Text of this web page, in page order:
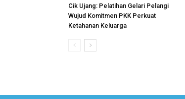
Cik Ujang: Pelatihan Gelari Pelangi
Wujud Komitmen PKK Perkuat
Ketahanan Keluarga